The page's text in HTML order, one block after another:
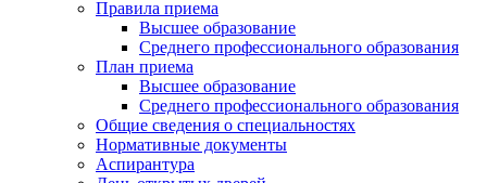
Правила приема
Высшее образование
Среднего профессионального образования
План приема
Высшее образование
Среднего профессионального образования
Общие сведения о специальностях
Нормативные документы
Аспирантура